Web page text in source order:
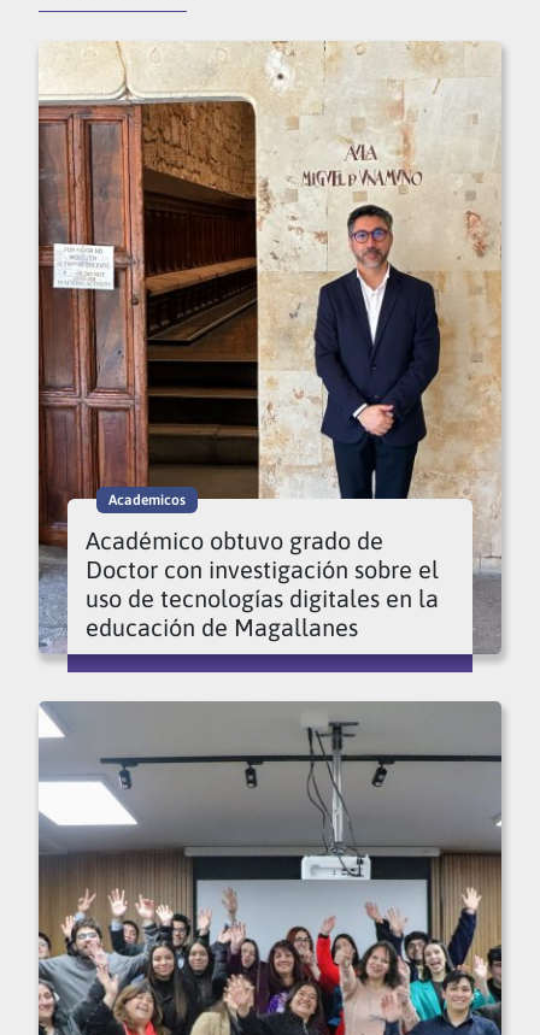
Academicos
Académico obtuvo grado de
Doctor con investigación sobre el
uso de tecnologías digitales en la
educación de Magallanes